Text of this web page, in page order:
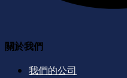
關於我們
我們的公司